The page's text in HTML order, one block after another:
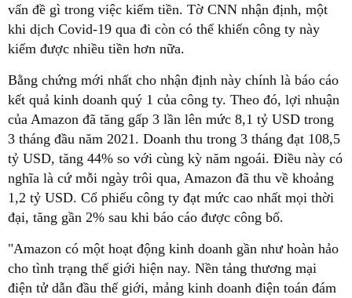
vấn đề gì trong việc kiếm tiền. Tờ CNN nhận định, một
khi dịch Covid-19 qua đi còn có thể khiến công ty này
kiếm được nhiều tiền hơn nữa.
Bằng chứng mới nhất cho nhận định này chính là báo cáo
kết quả kinh doanh quý 1 của công ty. Theo đó, lợi nhuận
của Amazon đã tăng gấp 3 lần lên mức 8,1 tỷ USD trong
3 tháng đầu năm 2021. Doanh thu trong 3 tháng đạt 108,5
tỷ USD, tăng 44% so với cùng kỳ năm ngoái. Điều này có
nghĩa là cứ mỗi ngày trôi qua, Amazon đã thu về khoảng
1,2 tỷ USD. Cổ phiếu công ty đạt mức cao nhất mọi thời
đại, tăng gần 2% sau khi báo cáo được công bố.
"Amazon có một hoạt động kinh doanh gần như hoàn hảo
cho tình trạng thế giới hiện nay. Nền tảng thương mại
điện tử dẫn đầu thế giới, mảng kinh doanh điện toán đám